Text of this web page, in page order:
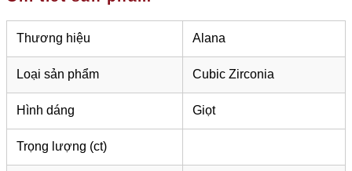
Thương hiệu Alana
Loại sản phẩm Cubic Zirconia
Hình dáng Giọt
Trọng lượng (ct)